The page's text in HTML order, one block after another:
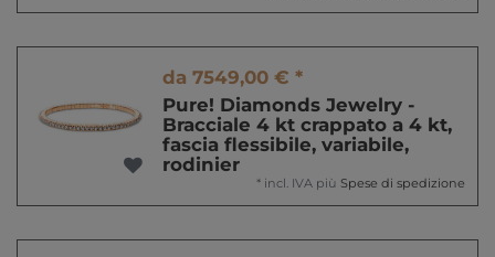
da 7549,00 € *
Pure! Diamonds Jewelry -
Bracciale 4 kt crappato a 4 kt,
fascia flessibile, variabile,
rodinier
* incl. IVA più Spese di spedizione